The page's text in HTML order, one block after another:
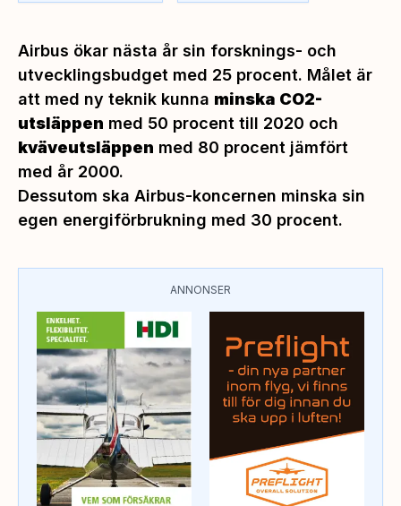
Airbus ökar nästa år sin forsknings- och
utvecklingsbudget med 25 procent. Målet är
att med ny teknik kunna minska CO2-
utsläppen med 50 procent till 2020 och
kväveutsläppen med 80 procent jämfört
med år 2000.
Dessutom ska Airbus-koncernen minska sin
egen energiförbrukning med 30 procent.
ANNONSER